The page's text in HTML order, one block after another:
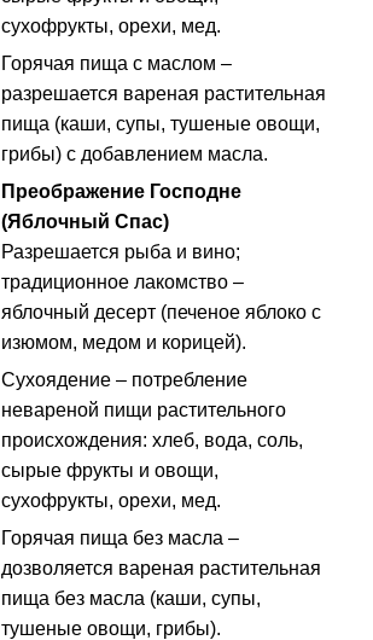
сухофрукты, орехи, мед.
Горячая пища с маслом –
разрешается вареная растительная
пища (каши, супы, тушеные овощи,
грибы) с добавлением масла.
Преображение Господне
(Яблочный Спас)
Разрешается рыба и вино;
традиционное лакомство –
яблочный десерт (печеное яблоко с
изюмом, медом и корицей).
Сухоядение – потребление
невареной пищи растительного
происхождения: хлеб, вода, соль,
сырые фрукты и овощи,
сухофрукты, орехи, мед.
Горячая пища без масла –
дозволяется вареная растительная
пища без масла (каши, супы,
тушеные овощи, грибы).